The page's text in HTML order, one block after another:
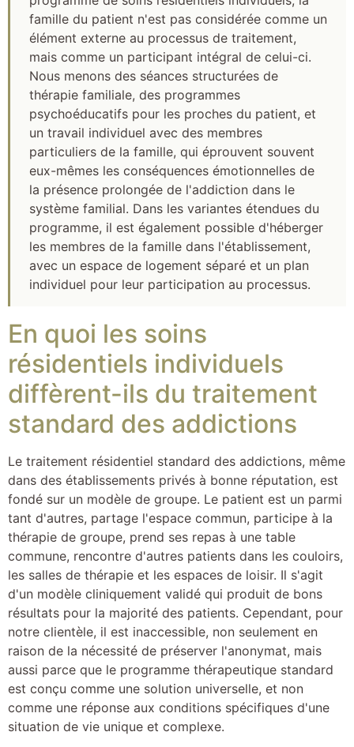
famille du patient n'est pas considérée comme un
élément externe au processus de traitement,
mais comme un participant intégral de celui-ci.
Nous menons des séances structurées de
thérapie familiale, des programmes
psychoéducatifs pour les proches du patient, et
un travail individuel avec des membres
particuliers de la famille, qui éprouvent souvent
eux-mêmes les conséquences émotionnelles de
la présence prolongée de l'addiction dans le
système familial. Dans les variantes étendues du
programme, il est également possible d'héberger
les membres de la famille dans l'établissement,
avec un espace de logement séparé et un plan
individuel pour leur participation au processus.
En quoi les soins
résidentiels individuels
diffèrent-ils du traitement
standard des addictions
Le traitement résidentiel standard des addictions, même
dans des établissements privés à bonne réputation, est
fondé sur un modèle de groupe. Le patient est un parmi
tant d'autres, partage l'espace commun, participe à la
thérapie de groupe, prend ses repas à une table
commune, rencontre d'autres patients dans les couloirs,
les salles de thérapie et les espaces de loisir. Il s'agit
d'un modèle cliniquement validé qui produit de bons
résultats pour la majorité des patients. Cependant, pour
notre clientèle, il est inaccessible, non seulement en
raison de la nécessité de préserver l'anonymat, mais
aussi parce que le programme thérapeutique standard
est conçu comme une solution universelle, et non
comme une réponse aux conditions spécifiques d'une
situation de vie unique et complexe.